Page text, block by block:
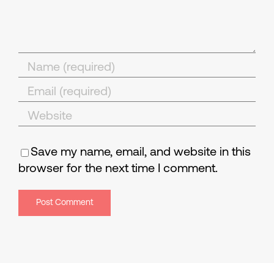
Save my name, email, and website in this
browser for the next time I comment.